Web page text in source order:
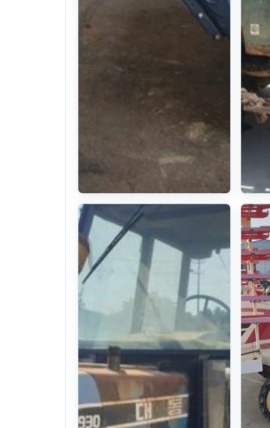
Loader
The use of:
Kukje Tractor
5805 (58hp)
10year . 38일 전
(636)
U$ 1,020
찜하기 찜